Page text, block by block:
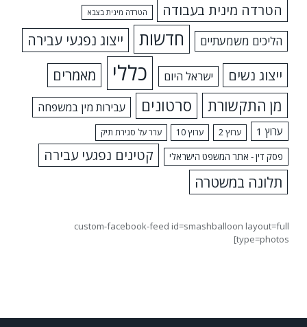
הטרדה מינית בעבודה הטרדה מינית בצבא
הליכים משמעתיים חדשות
ייצוג נפגעי עבירה
ייצוג נשים
ישראל היום כללי מאמרים
מן התקשורת סרטונים עבירות מין במשפחה
ערוץ 1 ערוץ 2 ערוץ 10 ערר על סגירת תיק
פסק דין - אתר המשפט הישראלי קטינים נפגעי עבירה
תלונה במשטרה
custom-facebook-feed id=smashballoon layout=full
type=photos]